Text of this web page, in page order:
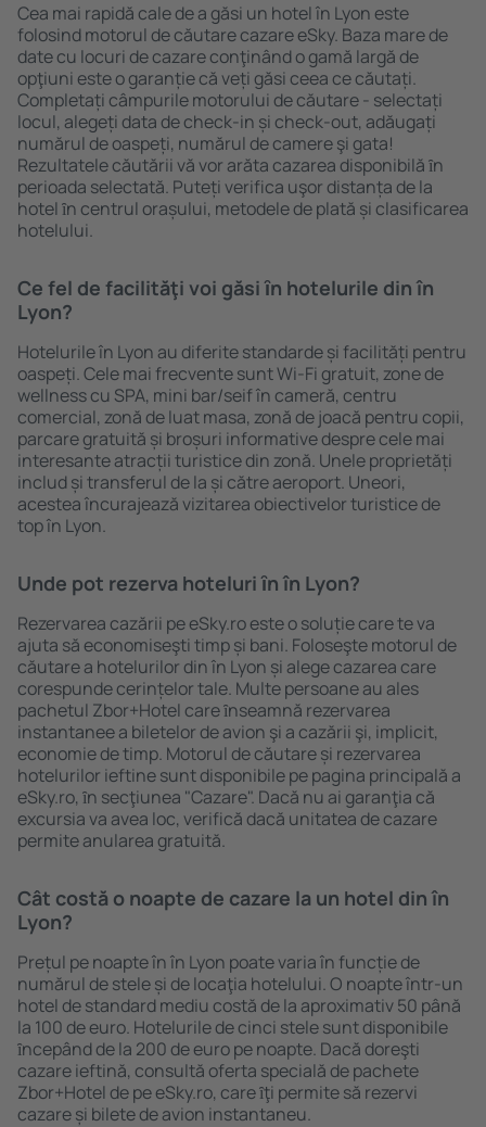
Cea mai rapidă cale de a găsi un hotel în Lyon este
folosind motorul de căutare cazare eSky. Baza mare de
date cu locuri de cazare conţinând o gamă largă de
opţiuni este o garanție că veți găsi ceea ce căutați.
Completați câmpurile motorului de căutare - selectați
locul, alegeți data de check-in și check-out, adăugați
numărul de oaspeți, numărul de camere şi gata!
Rezultatele căutării vă vor arăta cazarea disponibilă ȋn
perioada selectată. Puteți verifica uşor distanța de la
hotel ȋn centrul orașului, metodele de plată și clasificarea
hotelului.
Ce fel de facilităţi voi găsi ȋn hotelurile din în
Lyon?
Hotelurile în Lyon au diferite standarde și facilități pentru
oaspeți. Cele mai frecvente sunt Wi-Fi gratuit, zone de
wellness cu SPA, mini bar/seif în cameră, centru
comercial, zonă de luat masa, zonă de joacă pentru copii,
parcare gratuită și broșuri informative despre cele mai
interesante atracții turistice din zonă. Unele proprietăți
includ și transferul de la și către aeroport. Uneori,
acestea încurajează vizitarea obiectivelor turistice de
top în Lyon.
Unde pot rezerva hoteluri ȋn în Lyon?
Rezervarea cazării pe eSky.ro este o soluție care te va
ajuta să economiseşti timp și bani. Foloseşte motorul de
căutare a hotelurilor din în Lyon și alege cazarea care
corespunde cerințelor tale. Multe persoane au ales
pachetul Zbor+Hotel care ȋnseamnă rezervarea
instantanee a biletelor de avion şi a cazării şi, implicit,
economie de timp. Motorul de căutare și rezervarea
hotelurilor ieftine sunt disponibile pe pagina principală a
eSky.ro, ȋn secţiunea "Cazare". Dacă nu ai garanţia că
excursia va avea loc, verifică dacă unitatea de cazare
permite anularea gratuită.
Cât costă o noapte de cazare la un hotel din în
Lyon?
Prețul pe noapte în în Lyon poate varia în funcție de
numărul de stele și de locaţia hotelului. O noapte într-un
hotel de standard mediu costă de la aproximativ 50 până
la 100 de euro. Hotelurile de cinci stele sunt disponibile
ȋncepând de la 200 de euro pe noapte. Dacă doreşti
cazare ieftină, consultă oferta specială de pachete
Zbor+Hotel de pe eSky.ro, care ȋţi permite să rezervi
cazare și bilete de avion instantaneu.